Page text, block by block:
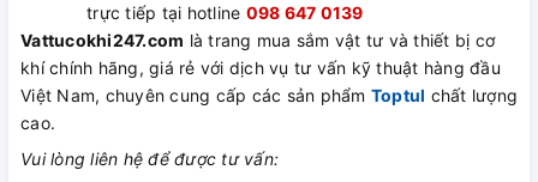
trực tiếp tại hotline 098 647 0139
Vattucokhi247.com là trang mua sắm vật tư và thiết bị cơ
khí chính hãng, giá rẻ với dịch vụ tư vấn kỹ thuật hàng đầu
Việt Nam, chuyên cung cấp các sản phẩm Toptul chất lượng
cao.
Vui lòng liên hệ để được tư vấn: